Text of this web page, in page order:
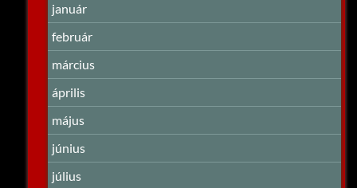
január
február
március
április
május
június
július